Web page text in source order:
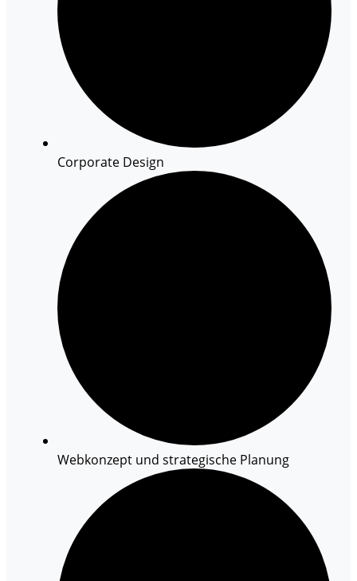
Corporate Design
Webkonzept und strategische Planung